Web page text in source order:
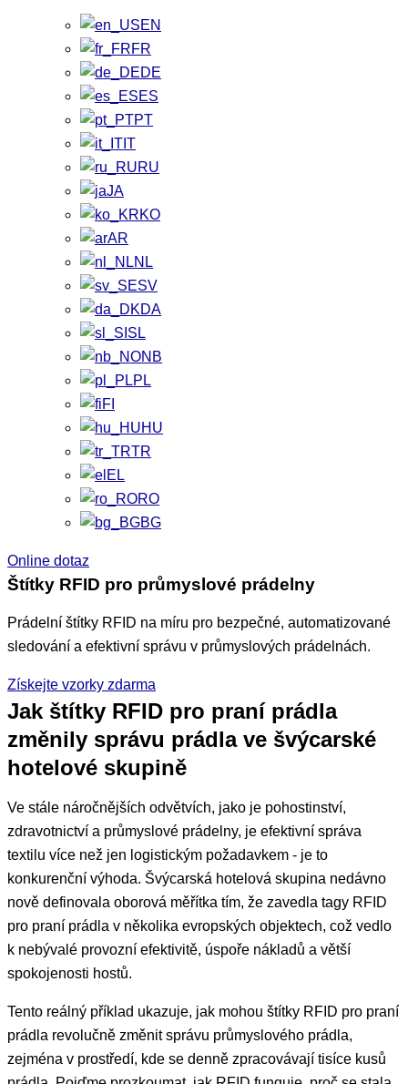
EN
FR
DE
ES
PT
IT
RU
JA
KO
AR
NL
SV
DA
SL
NB
PL
FI
HU
TR
EL
RO
BG
Online dotaz
Štítky RFID pro průmyslové prádelny
Prádelní štítky RFID na míru pro bezpečné, automatizované
sledování a efektivní správu v průmyslových prádelnách.
Získejte vzorky zdarma
Jak štítky RFID pro praní prádla
změnily správu prádla ve švýcarské
hotelové skupině
Ve stále náročnějších odvětvích, jako je pohostinství,
zdravotnictví a průmyslové prádelny, je efektivní správa
textilu více než jen logistickým požadavkem - je to
konkurenční výhoda. Švýcarská hotelová skupina nedávno
nově definovala oborová měřítka tím, že zavedla tagy RFID
pro praní prádla v několika evropských objektech, což vedlo
k nebývalé provozní efektivitě, úspoře nákladů a větší
spokojenosti hostů.
Tento reálný příklad ukazuje, jak mohou štítky RFID pro praní
prádla revolučně změnit správu průmyslového prádla,
zejména v prostředí, kde se denně zpracovávají tisíce kusů